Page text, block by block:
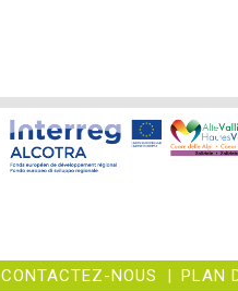
CONTACTEZ-NOUS | PLAN